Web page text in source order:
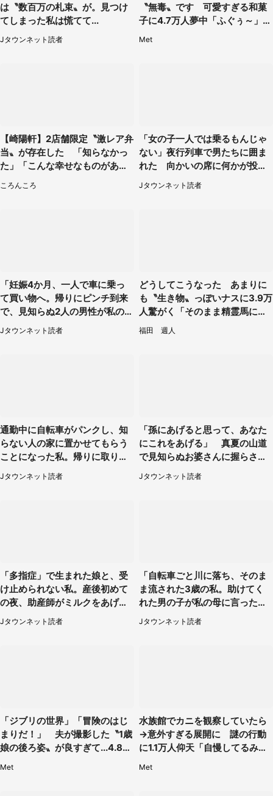
は〝数百万の札束〟が。見つけ
てしまった私は慌てて...
Jタウンネット読者
〝無毒〟です 可愛すぎる和菓
子に4.7万人夢中「ふぐぅ～」
Met
【崎陽軒】2店舗限定〝激レア弁
当〟が存在した 「知らなかっ
た」「こんな幸せなものがあっ
ころんころ
「女の子一人では乗るもんじゃ
ない」夜行列車で男たちに囲ま
れた 向かいの席に何かが投げ
られて（秋田県・60代女性）
Jタウンネット読者
「妊娠4か月、一人で車に乗っ
て買い物へ。帰りにピンチ到来
で、見知らぬ2人の男性が私の車
を...」（30代女性）
Jタウンネット読者
どうしてこうなった あまりに
も〝生き物〟っぽいナスに3.9万
人驚がく「そのまま精霊馬に使
えそう」
福田 週人
通勤中に自転車がパンクし、知
らない人の家に置かせてもらう
ことになった私。帰りに取りに
行くと、なんと...（東京都・40
代女性）
Jタウンネット読者
「孫にあげると思って、あなた
にこれをあげる」 真夏の山道
で見知らぬお婆さんに握らされ
たもの（山口県・30代女性）
Jタウンネット読者
「多指症」で生まれた娘と、受
け止められない私。産後初めて
の夜、助産師がミルクをあげて
るのを見て...（静岡県・20代女
性）
Jタウンネット読者
「自転車ごと川に落ち、そのま
ま流された3歳の私。助けてく
れた男の子が私の母に言ったの
は...」（千葉県・20代女性）
Jタウンネット読者
「ジブリの世界」「冒険のはじ
まりだ！」 夫が撮影した〝1歳
娘の後ろ姿〟が良すぎて...4.8万
Met
水族館でカニを観察していたら
→意外すぎる展開に 謎の行動
に1.1万人仰天「自慢してるみた
Met